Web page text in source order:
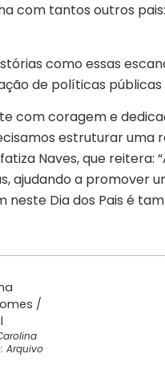
com tantos outros
como essas
de políticas
com coragem e
estruturar
Naves, que
ajudando a promover
neste Dia dos Pais é
Arquivo